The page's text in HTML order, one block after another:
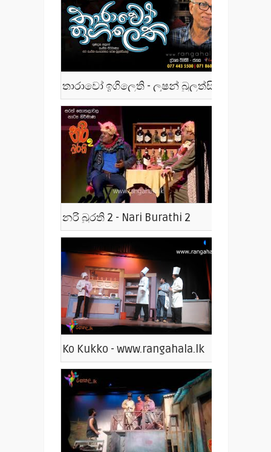
නරි බුරති 2 - Nari Burathi 2
Ko Kukko - www.rangahala.lk